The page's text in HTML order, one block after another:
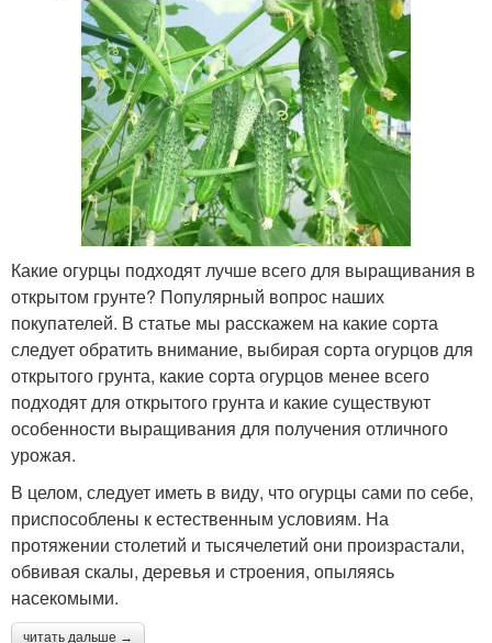
Какие огурцы подходят лучше всего для выращивания в
открытом грунте? Популярный вопрос наших
покупателей. В статье мы расскажем на какие сорта
следует обратить внимание, выбирая сорта огурцов для
открытого грунта, какие сорта огурцов менее всего
подходят для открытого грунта и какие существуют
особенности выращивания для получения отличного
урожая.
В целом, следует иметь в виду, что огурцы сами по себе,
приспособлены к естественным условиям. На
протяжении столетий и тысячелетий они произрастали,
обвивая скалы, деревья и строения, опыляясь
насекомыми.
читать дальше →